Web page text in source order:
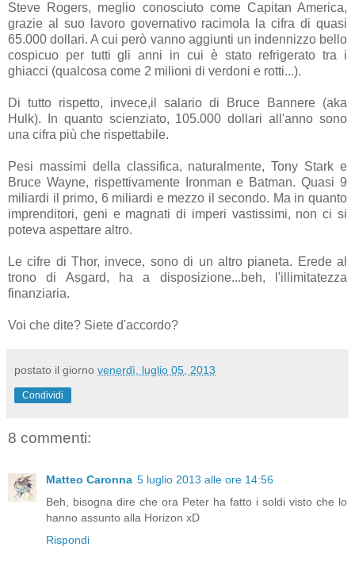
Steve Rogers, meglio conosciuto come Capitan America,
grazie al suo lavoro governativo racimola la cifra di quasi
65.000 dollari. A cui però vanno aggiunti un indennizzo bello
cospicuo per tutti gli anni in cui è stato refrigerato tra i
ghiacci (qualcosa come 2 milioni di verdoni e rotti...).
Di tutto rispetto, invece,il salario di Bruce Bannere (aka
Hulk). In quanto scienziato, 105.000 dollari all'anno sono
una cifra più che rispettabile.
Pesi massimi della classifica, naturalmente, Tony Stark e
Bruce Wayne, rispettivamente Ironman e Batman. Quasi 9
miliardi il primo, 6 miliardi e mezzo il secondo. Ma in quanto
imprenditori, geni e magnati di imperi vastissimi, non ci si
poteva aspettare altro.
Le cifre di Thor, invece, sono di un altro pianeta. Erede al
trono di Asgard, ha a disposizione...beh, l'illimitatezza
finanziaria.
Voi che dite? Siete d'accordo?
postato il giorno venerdì, luglio 05, 2013
Condividi
8 commenti:
Matteo Caronna 5 luglio 2013 alle ore 14:56
Beh, bisogna dire che ora Peter ha fatto i soldi visto che lo
hanno assunto alla Horizon xD
Rispondi